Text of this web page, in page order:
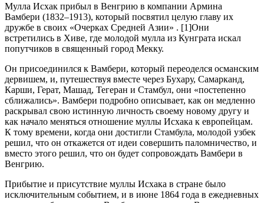
Мулла Исхак прибыл в Венгрию в компании Армина
Вамбери (1832–1913), который посвятил целую главу их
дружбе в своих «Очерках Средней Азии» . [1]Они
встретились в Хиве, где молодой мулла из Кунграта искал
попутчиков в священный город Мекку.
Он присоединился к Вамбери, который переоделся османским
дервишем, и, путешествуя вместе через Бухару, Самарканд,
Карши, Герат, Машад, Тегеран и Стамбул, они «постепенно
сближались». Вамбери подробно описывает, как он медленно
раскрывал свою истинную личность своему новому другу и
как начало меняться отношение муллы Исхака к европейцам.
К тому времени, когда они достигли Стамбула, молодой узбек
решил, что он откажется от идеи совершить паломничество, и
вместо этого решил, что он будет сопровождать Вамбери в
Венгрию.
Прибытие и присутствие муллы Исхака в стране было
исключительным событием, и в июне 1864 года в ежедневных